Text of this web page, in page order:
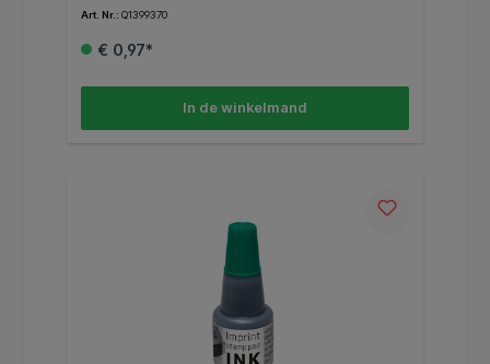
Art. Nr.: Q1399370
€ 0,97*
In de winkelmand